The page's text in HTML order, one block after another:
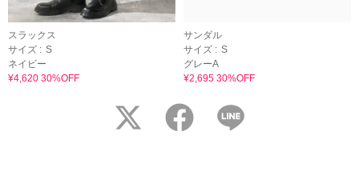
スラックス
サイズ : S
ネイビー
¥4,620 30%OFF
サンダル
サイズ : S
グレーA
¥2,695 30%OFF
twitter facebook